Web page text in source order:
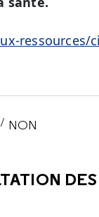
ressources/
/ NON